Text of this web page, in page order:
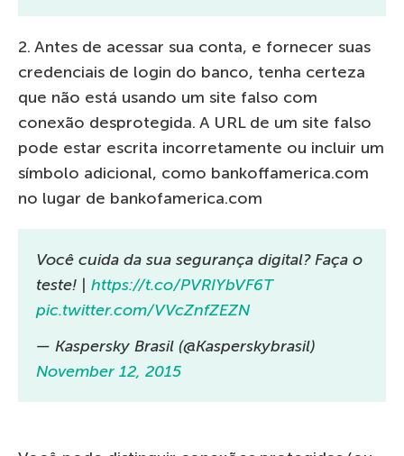
2. Antes de acessar sua conta, e fornecer suas
credenciais de login do banco, tenha certeza
que não está usando um site falso com
conexão desprotegida. A URL de um site falso
pode estar escrita incorretamente ou incluir um
símbolo adicional, como bankoffamerica.com
no lugar de bankofamerica.com
Você cuida da sua segurança digital? Faça o
teste! | https://t.co/PVRIYbVF6T
pic.twitter.com/VVcZnfZEZN
— Kaspersky Brasil (@Kasperskybrasil)
November 12, 2015